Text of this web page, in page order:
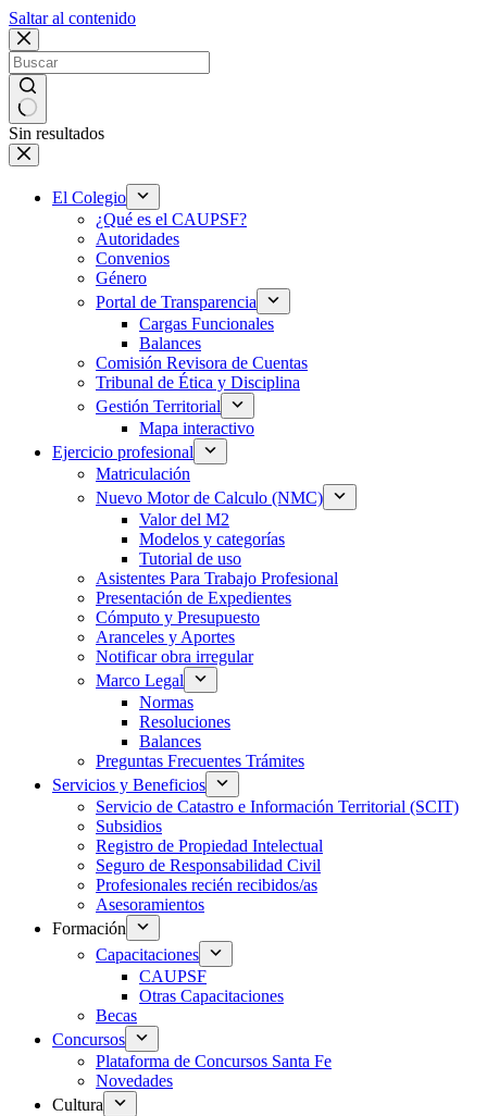
Saltar al contenido
Sin resultados
El Colegio
¿Qué es el CAUPSF?
Autoridades
Convenios
Género
Portal de Transparencia
Cargas Funcionales
Balances
Comisión Revisora de Cuentas
Tribunal de Ética y Disciplina
Gestión Territorial
Mapa interactivo
Ejercicio profesional
Matriculación
Nuevo Motor de Calculo (NMC)
Valor del M2
Modelos y categorías
Tutorial de uso
Asistentes Para Trabajo Profesional
Presentación de Expedientes
Cómputo y Presupuesto
Aranceles y Aportes
Notificar obra irregular
Marco Legal
Normas
Resoluciones
Balances
Preguntas Frecuentes Trámites
Servicios y Beneficios
Servicio de Catastro e Información Territorial (SCIT)
Subsidios
Registro de Propiedad Intelectual
Seguro de Responsabilidad Civil
Profesionales recién recibidos/as
Asesoramientos
Formación
Capacitaciones
CAUPSF
Otras Capacitaciones
Becas
Concursos
Plataforma de Concursos Santa Fe
Novedades
Cultura